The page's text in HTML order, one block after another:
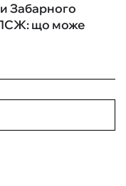
Забарного
ПСЖ: що може